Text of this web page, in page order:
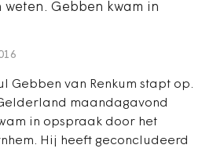
Gebben kwam in
Gebben van Renkum stapt op.
maandagavond
in opspraak door het
Hij heeft geconcludeerd